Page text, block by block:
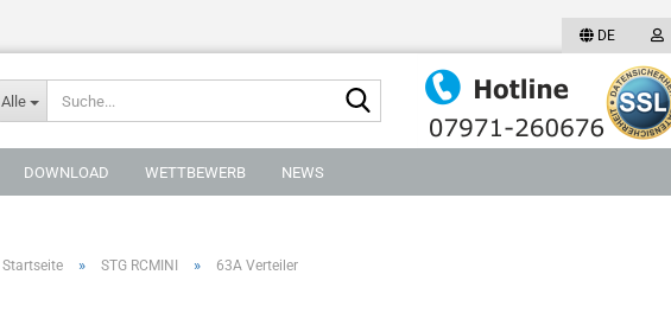
DE
Alle
Suche...
DOWNLOAD WETTBEWERB NEWS
Startseite » STG RCMINI » 63A Verteiler